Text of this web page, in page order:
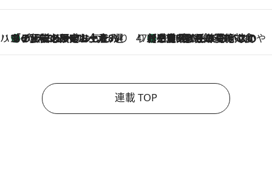
ハワイ賢者 リサのお気に入りリスト2026.8.6
あの伝説の限定トートも！ リニューアルした「ディーン＆デルーカ ハワイ」で必須のお土産8選 47都道府県の手みやげ ひんやりスイーツで夏を満喫
2026.8.6
【三重県】この夏絶対食べたい 冷やしておいしいおやつ3選 お餅×アイスの新感覚スイーツ
連載 TOP